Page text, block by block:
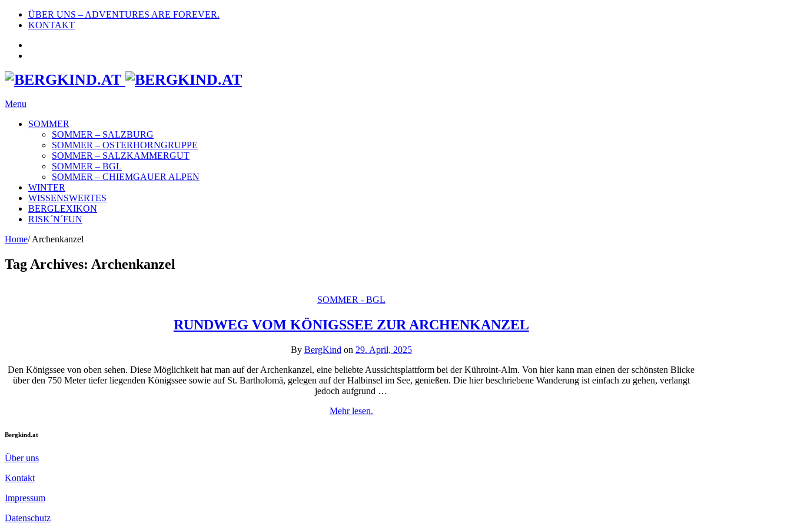
ÜBER UNS – ADVENTURES ARE FOREVER.
KONTAKT
Menu
SOMMER
SOMMER – SALZBURG
SOMMER – OSTERHORNGRUPPE
SOMMER – SALZKAMMERGUT
SOMMER – BGL
SOMMER – CHIEMGAUER ALPEN
WINTER
WISSENSWERTES
BERGLEXIKON
RISK´N´FUN
Home/ Archenkanzel
Tag Archives: Archenkanzel
SOMMER - BGL
RUNDWEG VOM KÖNIGSSEE ZUR ARCHENKANZEL
By BergKind on 29. April, 2025
Den Königssee von oben sehen. Diese Möglichkeit hat man auf der Archenkanzel, eine beliebte Aussichtsplattform bei der Kühroint-Alm. Von hier kann man einen der schönsten Blicke
über den 750 Meter tiefer liegenden Königssee sowie auf St. Bartholomä, gelegen auf der Halbinsel im See, genießen. Die hier beschriebene Wanderung ist einfach zu gehen, verlangt
jedoch aufgrund …
Mehr lesen.
Bergkind.at
Über uns
Kontakt
Impressum
Datenschutz